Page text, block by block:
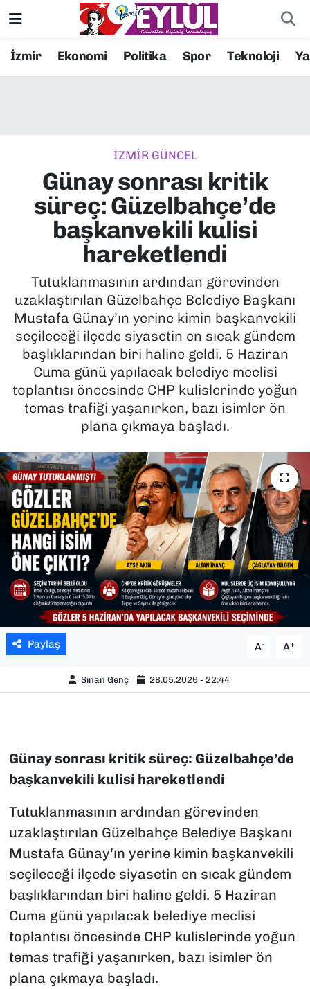
İzmir Ekonomi Politika Spor Teknoloji
İZMİR GÜNCEL
Günay sonrası kritik
süreç: Güzelbahçe’de
başkanvekili kulisi
hareketlendi
Tutuklanmasının ardından görevinden
uzaklaştırılan Güzelbahçe Belediye Başkanı
Mustafa Günay’ın yerine kimin başkanvekili
seçileceği ilçede siyasetin en sıcak gündem
başlıklarından biri haline geldi. 5 Haziran
Cuma günü yapılacak belediye meclisi
toplantısı öncesinde CHP kulislerinde yoğun
temas trafiği yaşanırken, bazı isimler ön
plana çıkmaya başladı.
Paylaş A- A+
Sinan Genç 28.05.2026 - 22:44
Günay sonrası kritik süreç: Güzelbahçe’de
başkanvekili kulisi hareketlendi
Tutuklanmasının ardından görevinden
uzaklaştırılan Güzelbahçe Belediye Başkanı
Mustafa Günay’ın yerine kimin başkanvekili
seçileceği ilçede siyasetin en sıcak gündem
başlıklarından biri haline geldi. 5 Haziran
Cuma günü yapılacak belediye meclisi
toplantısı öncesinde CHP kulislerinde yoğun
temas trafiği yaşanırken, bazı isimler ön
plana çıkmaya başladı.
Resmi İlanlar
EKONOMİ
KÜLTÜR SANAT
MAGAZİN
POLİTİKA
SAĞLIK
SPOR
TEKNOLOJİ
YEREL YÖNETİMLER
Konak Nöbetçi Eczaneler
Süper Lig Puan Durumu ve Fikstür
Tüm Manşetler
Son Dakika Haberleri
Haber Arşivi